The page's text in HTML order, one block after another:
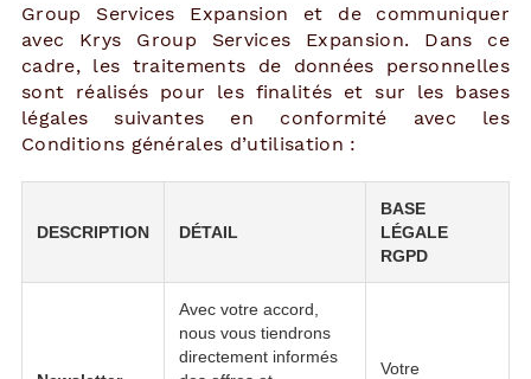
Group Services Expansion et de communiquer
avec Krys Group Services Expansion. Dans ce
cadre, les traitements de données personnelles
sont réalisés pour les finalités et sur les bases
légales suivantes en conformité avec les
Conditions générales d’utilisation :
DESCRIPTION DÉTAIL
BASE
LÉGALE
RGPD
Avec votre accord,
nous vous tiendrons
directement informés
Votre